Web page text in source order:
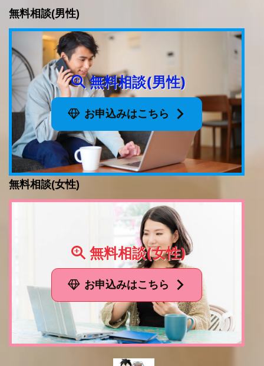
無料相談(男性)
無料相談(男性)
お申込みはこちら
無料相談(女性)
無料相談(女性)
お申込みはこちら